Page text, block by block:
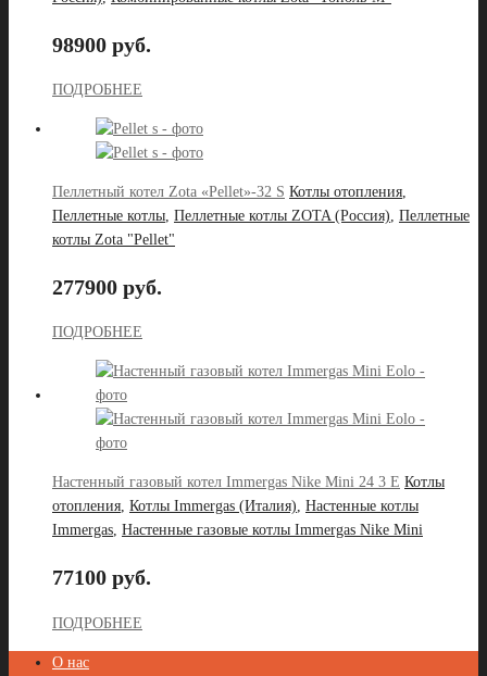
98900 руб.
ПОДРОБНЕЕ
Пеллетный котел Zota «Pellet»-32 S Котлы отопления,
Пеллетные котлы, Пеллетные котлы ZOTA (Россия), Пеллетные
котлы Zota "Pellet"
277900 руб.
ПОДРОБНЕЕ
Настенный газовый котел Immergas Nike Mini 24 3 E Котлы
отопления, Котлы Immergas (Италия), Настенные котлы
Immergas, Настенные газовые котлы Immergas Nike Mini
77100 руб.
ПОДРОБНЕЕ
О нас